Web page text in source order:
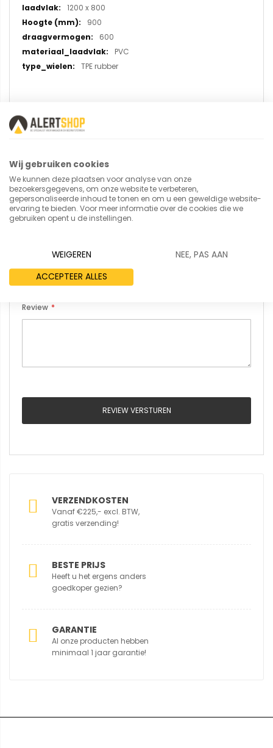
1200 x 800
900
600
PVC
TPE rubber
U plaatst een review over:
platformen 1200 x 800 mm
Uw naam
Samenvatting
Review
REVIEW VERSTUREN
VERZENDKOSTEN
Vanaf €225,- excl. BTW,
gratis verzending!
BESTE PRIJS
Heeft u het ergens anders
goedkoper gezien?
GARANTIE
Al onze producten hebben
minimaal 1 jaar garantie!
Wij gebruiken cookies
We kunnen deze plaatsen voor analyse van onze
bezoekersgegevens, om onze website te verbeteren,
gepersonaliseerde inhoud te tonen en om u een geweldige website-
ervaring te bieden. Voor meer informatie over de cookies die we
gebruiken opent u de instellingen.
WEIGEREN
NEE, PAS AAN
ACCEPTEER ALLES